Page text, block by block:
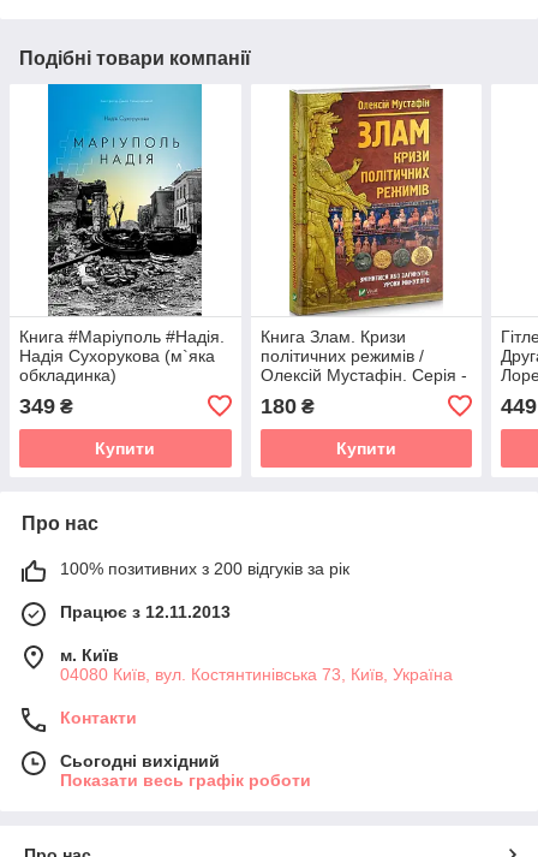
Подібні товари компанії
Книга #Маріуполь #Надія.
Надія Сухорукова (м`яка
обкладинка)
349 ₴
Купити
Книга Злам. Кризи
політичних режимів /
Олексій Мустафін. Серія -
(українською)
180₴
Купити
449
Про нас
100% позитивних з 200 відгуків за рік
Працює з 12.11.2013
м. Київ
04080 Київ, вул. Костянтинівська 73, Київ, Україна
Контакти
Сьогодні вихідний
Показати весь графік роботи